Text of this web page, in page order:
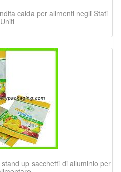
calda per alimenti negli Stati
Uniti
up sacchetti di alluminio per